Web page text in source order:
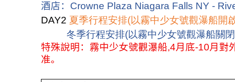
酒店： Crowne Plaza Niagara Falls NY -
DAY2 夏季行程安排(以霧中少女號觀瀑船開
冬季行程安排(以霧中少女號觀瀑船關
特殊說明：霧中少女號觀瀑船,4月底-10月對
准。